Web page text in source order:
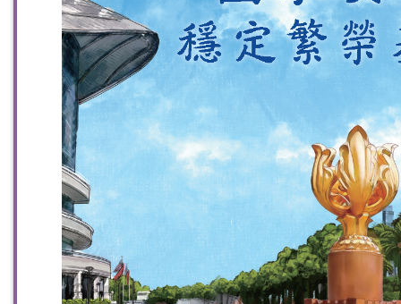
微信 微博 小紅書